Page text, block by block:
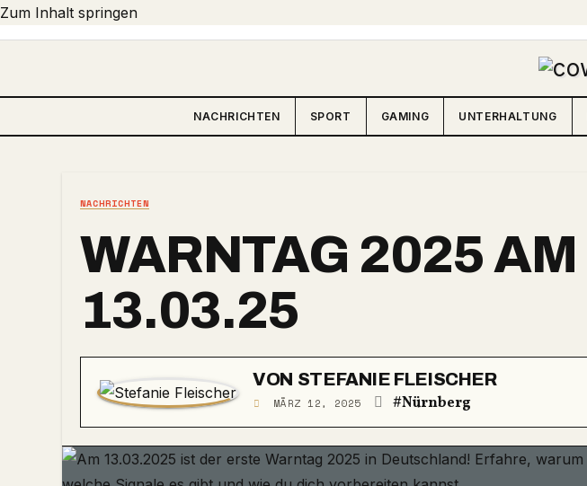
Zum Inhalt springen
NACHRICHTEN SPORT GAMING UNTERHALTUNG
NACHRICHTEN
WARNTAG 2025 AM
13.03.25
VON STEFANIE FLEISCHER
MÄRZ 12, 2025 #Nürnberg